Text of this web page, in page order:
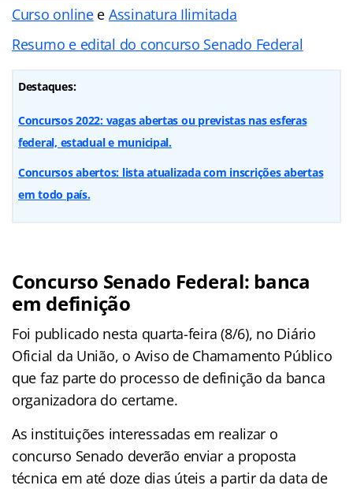
Curso onlinee Assinatura Ilimitada
Resumo e edital do concurso Senado Federal
Destaques:
Concursos 2022: vagas abertas ou previstas nas esferas
federal, estadual e municipal.
Concursos abertos: lista atualizada com inscrições abertas
em todo país.
Concurso Senado Federal: banca
em definição
Foi publicado nesta quarta-feira (8/6), no Diário
Oficial da União, o Aviso de Chamamento Público
que faz parte do processo de definição da banca
organizadora do certame.
As instituições interessadas em realizar o
concurso Senado deverão enviar a proposta
técnica em até doze dias úteis a partir da data de